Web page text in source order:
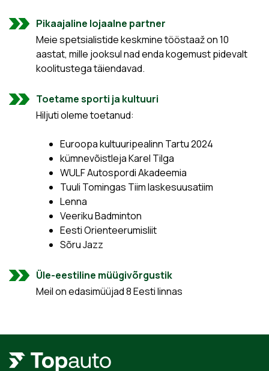
Pikaajaline lojaalne partner
Meie spetsialistide keskmine tööstaaž on 10
aastat, mille jooksul nad enda kogemust pidevalt
koolitustega täiendavad.
Toetame sporti ja kultuuri
Hiljuti oleme toetanud:
Euroopa kultuuripealinn Tartu 2024
kümnevõistleja Karel Tilga
WULF Autospordi Akadeemia
Tuuli Tomingas Tiim laskesuusatiim
Lenna
Veeriku Badminton
Eesti Orienteerumisliit
Sõru Jazz
Üle-eestiline müügivõrgustik
Meil on edasimüüjad 8 Eesti linnas